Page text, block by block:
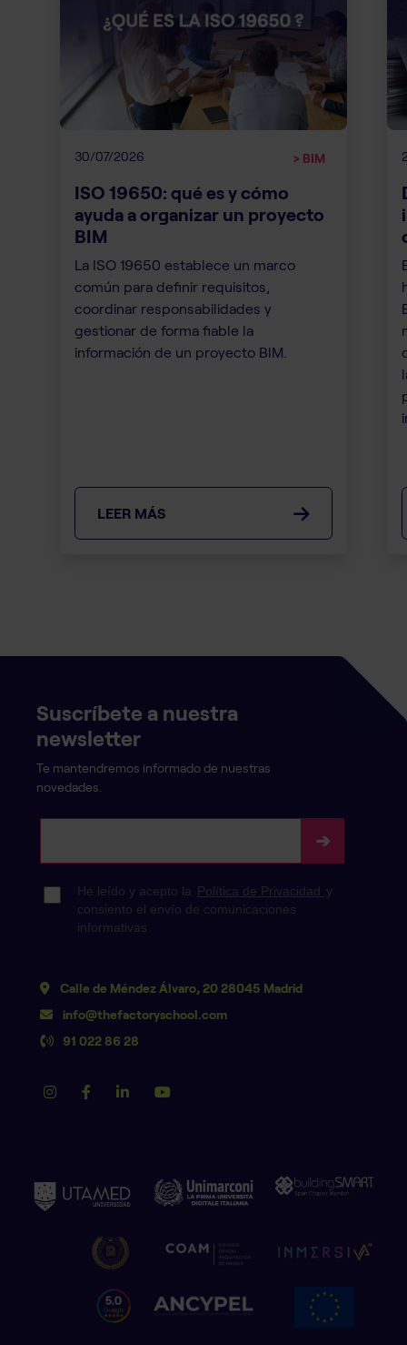
30/07/2026 > BIM
ISO 19650: qué es y cómo
ayuda a organizar un proyecto
BIM
La ISO 19650 establece un marco
común para definir requisitos,
coordinar responsabilidades y
gestionar de forma fiable la
información de un proyecto BIM.
LEER MÁS
Suscríbete a nuestra
newsletter
Te mantendremos informado de nuestras
novedades.
Calle de Méndez Álvaro, 20 28045 Madrid
info@thefactoryschool.com
91 022 86 28